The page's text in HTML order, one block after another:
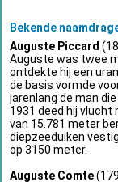
Bekende
Auguste Piccard
Auguste was twee
ontdekte hij een
de basis vormde
jarenlang de man
1931 deed hij vlucht
van 15.781 meter
diepzeeduiken
op 3150 meter.
Auguste Comte